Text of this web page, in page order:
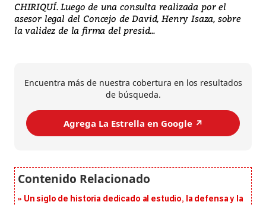
CHIRIQUÍ. Luego de una consulta realizada por el
asesor legal del Concejo de David, Henry Isaza, sobre
la validez de la firma del presid...
Encuentra más de nuestra cobertura en los resultados
de búsqueda.
Agrega La Estrella en Google ↗️
Un siglo de historia dedicado al estudio, la defensa y la